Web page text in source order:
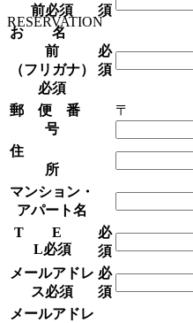
RESERVATION
前必須
須
お 名
前
（フリガナ）
必須
必
須
郵 便 番
号
〒
住
所
マンション・
アパート名
T E
L必須
必
須
メールアドレ
ス必須
必
須
メールアドレ